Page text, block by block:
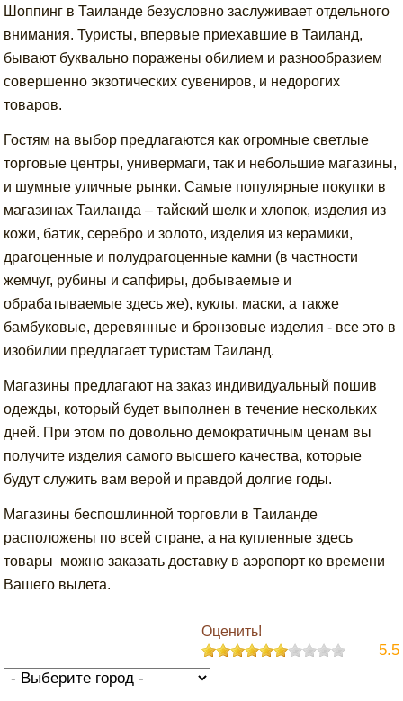
Шоппинг в Таиланде безусловно заслуживает отдельного
внимания. Туристы, впервые приехавшие в Таиланд,
бывают буквально поражены обилием и разнообразием
совершенно экзотических сувениров, и недорогих
товаров.
Гостям на выбор предлагаются как огромные светлые
торговые центры, универмаги, так и небольшие магазины,
и шумные уличные рынки. Самые популярные покупки в
магазинах Таиланда – тайский шелк и хлопок, изделия из
кожи, батик, серебро и золото, изделия из керамики,
драгоценные и полудрагоценные камни (в частности
жемчуг, рубины и сапфиры, добываемые и
обрабатываемые здесь же), куклы, маски, а также
бамбуковые, деревянные и бронзовые изделия - все это в
изобилии предлагает туристам Таиланд.
Магазины предлагают на заказ индивидуальный пошив
одежды, который будет выполнен в течение нескольких
дней. При этом по довольно демократичным ценам вы
получите изделия самого высшего качества, которые
будут служить вам верой и правдой долгие годы.
Магазины беспошлинной торговли в Таиланде
расположены по всей стране, а на купленные здесь
товары можно заказать доставку в аэропорт ко времени
Вашего вылета.
Оценить!
5.5